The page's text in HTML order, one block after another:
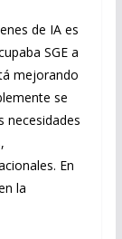
de IA es
SGE a
mejorando
se
necesidades
En
la